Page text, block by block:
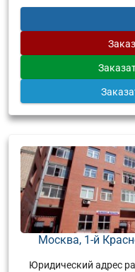
Москва, 1-й
Юридический адрес